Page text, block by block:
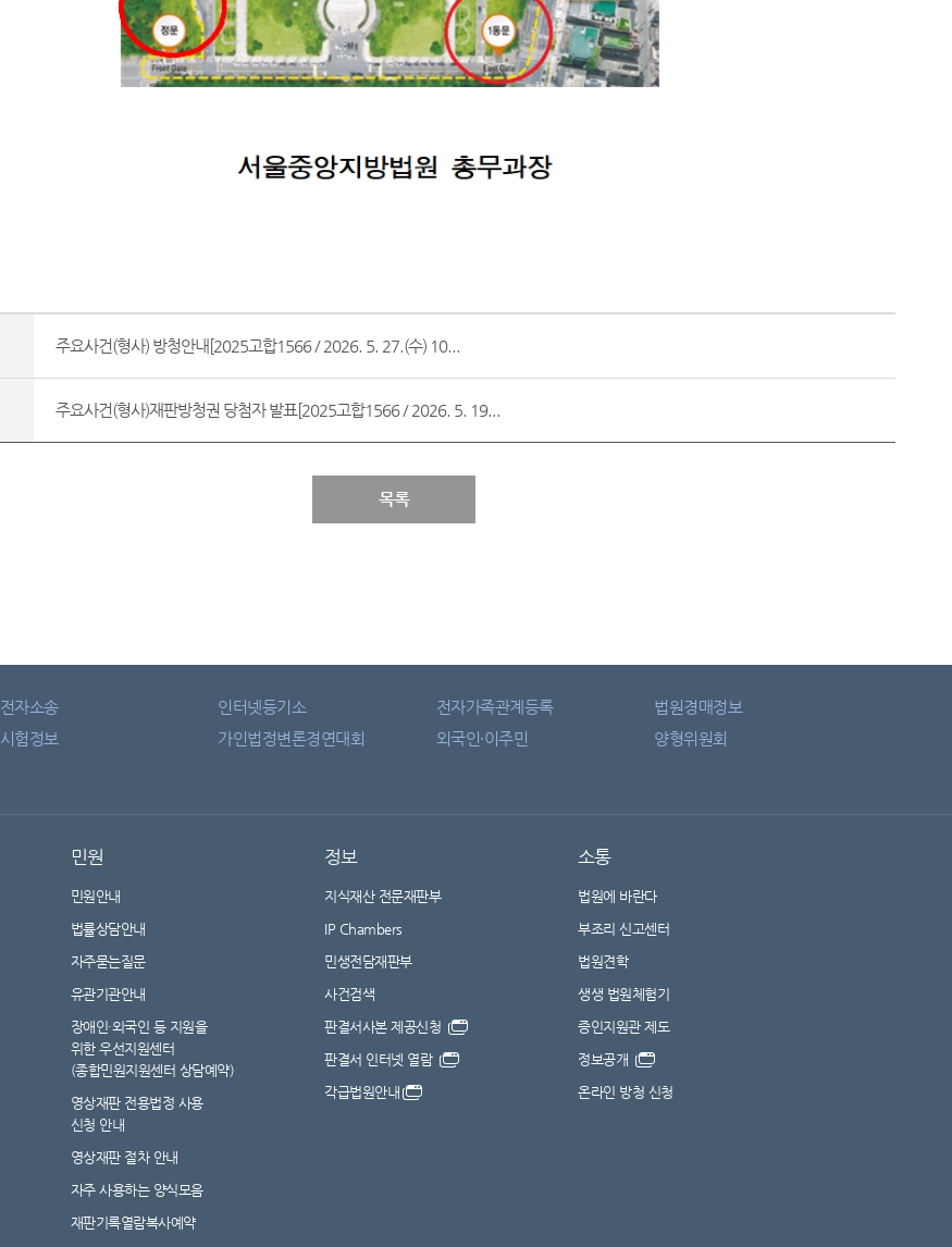
주요사건(형사) 방청안내[2025고합1566 / 2026. 5. 27.(수) 10...
주요사건(형사)재판방청권 당첨자 발표[2025고합1566 / 2026. 5. 19...
목록
전자소송 인터넷등기소 전자가족관계등록
법원경매정보
시험정보 가인법정변론경연대회 외국인·이주민
양형위원회
민원
민원안내
법률상담안내
자주묻는질문
유관기관안내
장애인·외국인 등 지원을
위한 우선지원센터
(종합민원지원센터 상담예약)
영상재판 전용법정 사용
신청 안내
영상재판 절차 안내
자주 사용하는 양식모음
재판기록열람복사예약
정보
지식재산 전문재판부
IP Chambers
민생전담재판부
사건검색
판결서사본 제공신청
판결서 인터넷 열람
각급법원안내
소통
법원에 바란다
부조리 신고센터
법원견학
생생 법원체험기
증인지원관 제도
정보공개
온라인 방청 신청